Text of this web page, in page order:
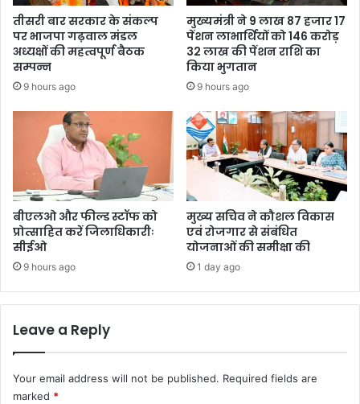
तीसरी बार सरकार के संकल्प
पर भाजपा गढ़वाल मंडल
अध्यक्षों की महत्वपूर्ण बैठक
सम्पन्न
9 hours ago
मुख्यमंत्री ने 9 लाख 87 हजार 17
पेंशन लाभार्थियों को 146 करोड़
32 लाख की पेंशन राशि का
किया भुगतान
9 hours ago
बीएलओ और फील्ड स्टॉफ को
प्रोत्साहित करें जिलाधिकारीः
सीईओ
9 hours ago
मुख्य सचिव ने कौशल विकास
एवं रोजगार से संबंधित
योजनाओं की समीक्षा की
1 day ago
Leave a Reply
Your email address will not be published. Required fields are
marked *